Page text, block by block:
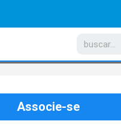
Associe-se